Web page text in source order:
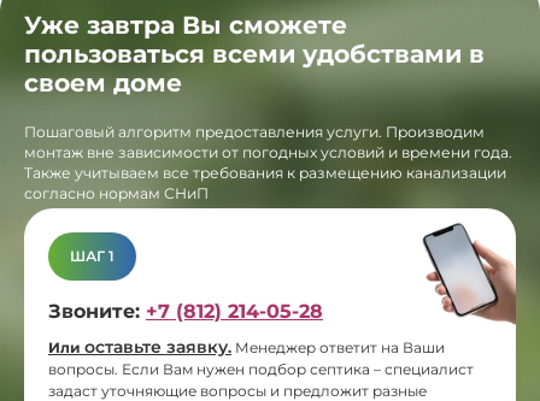
Уже завтра Вы сможете
пользоваться всеми удобствами в
своем доме
Пошаговый алгоритм предоставления услуги. Производим
монтаж вне зависимости от погодных условий и времени года.
Также учитываем все требования к размещению канализации
согласно нормам СНиП
ШАГ 1
Звоните: +7 (812) 214-05-28
Или оставьте заявку. Менеджер ответит на Ваши
вопросы. Если Вам нужен подбор септика – специалист
задаст уточняющие вопросы и предложит разные